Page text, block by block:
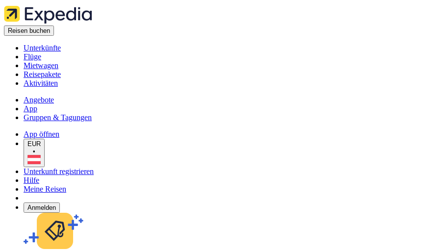
Reisen buchen
Unterkünfte
Flüge
Mietwagen
Reisepakete
Aktivitäten
Angebote
App
Gruppen & Tagungen
App öffnen
EUR
•
Unterkunft registrieren
Hilfe
Meine Reisen
Anmelden